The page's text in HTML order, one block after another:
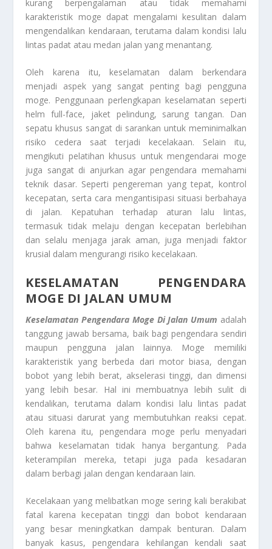
kurang berpengalaman atau tidak memahami
karakteristik moge dapat mengalami kesulitan dalam
mengendalikan kendaraan, terutama dalam kondisi lalu
lintas padat atau medan jalan yang menantang.
Oleh karena itu, keselamatan dalam berkendara
menjadi aspek yang sangat penting bagi pengguna
moge. Penggunaan perlengkapan keselamatan seperti
helm full-face, jaket pelindung, sarung tangan. Dan
sepatu khusus sangat di sarankan untuk meminimalkan
risiko cedera saat terjadi kecelakaan. Selain itu,
mengikuti pelatihan khusus untuk mengendarai moge
juga sangat di anjurkan agar pengendara memahami
teknik dasar. Seperti pengereman yang tepat, kontrol
kecepatan, serta cara mengantisipasi situasi berbahaya
di jalan. Kepatuhan terhadap aturan lalu lintas,
termasuk tidak melaju dengan kecepatan berlebihan
dan selalu menjaga jarak aman, juga menjadi faktor
krusial dalam mengurangi risiko kecelakaan.
KESELAMATAN PENGENDARA
MOGE DI JALAN UMUM
Keselamatan Pengendara Moge Di Jalan Umum adalah
tanggung jawab bersama, baik bagi pengendara sendiri
maupun pengguna jalan lainnya. Moge memiliki
karakteristik yang berbeda dari motor biasa, dengan
bobot yang lebih berat, akselerasi tinggi, dan dimensi
yang lebih besar. Hal ini membuatnya lebih sulit di
kendalikan, terutama dalam kondisi lalu lintas padat
atau situasi darurat yang membutuhkan reaksi cepat.
Oleh karena itu, pengendara moge perlu menyadari
bahwa keselamatan tidak hanya bergantung. Pada
keterampilan mereka, tetapi juga pada kesadaran
dalam berbagi jalan dengan kendaraan lain.
Kecelakaan yang melibatkan moge sering kali berakibat
fatal karena kecepatan tinggi dan bobot kendaraan
yang besar meningkatkan dampak benturan. Dalam
banyak kasus, pengendara kehilangan kendali saat